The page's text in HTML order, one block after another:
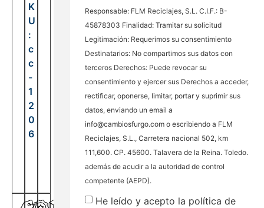
K
U
:
c
c
-
1
2
0
6
Responsable: FLM Reciclajes, S.L. C.I.F.: B-
45878303 Finalidad: Tramitar su solicitud
Legitimación: Requerimos su consentimiento
Destinatarios: No compartimos sus datos con
terceros Derechos: Puede revocar su
consentimiento y ejercer sus Derechos a acceder,
rectificar, oponerse, limitar, portar y suprimir sus
datos, enviando un email a
info@cambiosfurgo.com o escribiendo a FLM
Reciclajes, S.L., Carretera nacional 502, km
111,600. CP. 45600. Talavera de la Reina. Toledo.
además de acudir a la autoridad de control
competente (AEPD).
He leído y acepto la política de